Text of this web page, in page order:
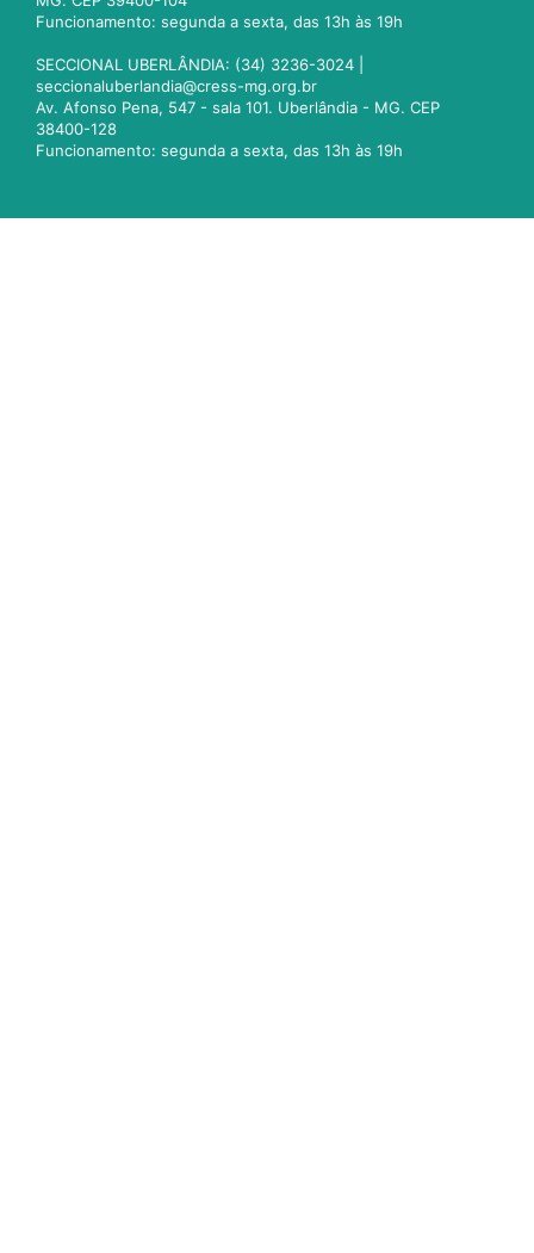
Funcionamento: segunda a sexta, das 13h às 19h
SECCIONAL UBERLÂNDIA: (34) 3236-3024 |
seccionaluberlandia@cress-mg.org.br
Av. Afonso Pena, 547 - sala 101. Uberlândia - MG. CEP
38400-128
Funcionamento: segunda a sexta, das 13h às 19h